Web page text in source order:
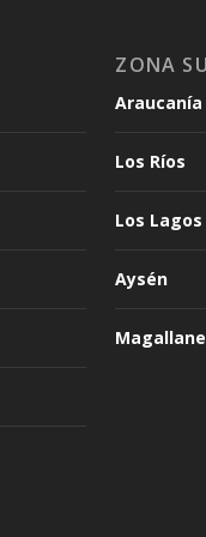
ZONA
Araucanía
Los Ríos
Los Lagos
Aysén